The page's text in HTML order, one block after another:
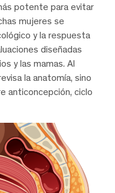
potente para evitar
mujeres se
y la respuesta
diseñadas
y las mamas. Al
la anatomía, sino
anticoncepción, ciclo